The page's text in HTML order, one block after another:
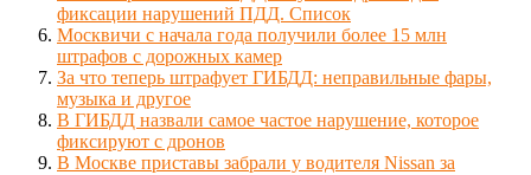
фиксации нарушений ПДД. Список
Москвичи с начала года получили более 15 млн
штрафов с дорожных камер
За что теперь штрафует ГИБДД: неправильные фары,
музыка и другое
В ГИБДД назвали самое частое нарушение, которое
фиксируют с дронов
В Москве приставы забрали у водителя Nissan за